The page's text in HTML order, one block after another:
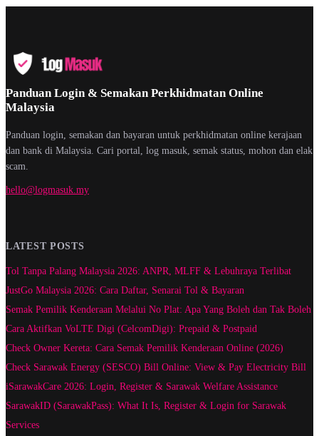
Panduan Login & Semakan Perkhidmatan Online
Malaysia
Panduan login, semakan dan bayaran untuk perkhidmatan online kerajaan
dan bank di Malaysia. Cari portal, log masuk, semak status, mohon dan elak
scam.
hello@logmasuk.my
LATEST POSTS
Tol Tanpa Palang Malaysia 2026: ANPR, MLFF & Lebuhraya Terlibat
JustGo Malaysia 2026: Cara Daftar, Senarai Tol & Bayaran
Semak Pemilik Kenderaan Melalui No Plat: Apa Yang Boleh dan Tak Boleh
Cara Aktifkan VoLTE Digi (CelcomDigi): Prepaid & Postpaid
Check Owner Kereta: Cara Semak Pemilik Kenderaan Online (2026)
Check Sarawak Energy (SESCO) Bill Online: View & Pay Electricity Bill
iSarawakCare 2026: Login, Register & Sarawak Welfare Assistance
SarawakID (SarawakPass): What It Is, Register & Login for Sarawak
Services